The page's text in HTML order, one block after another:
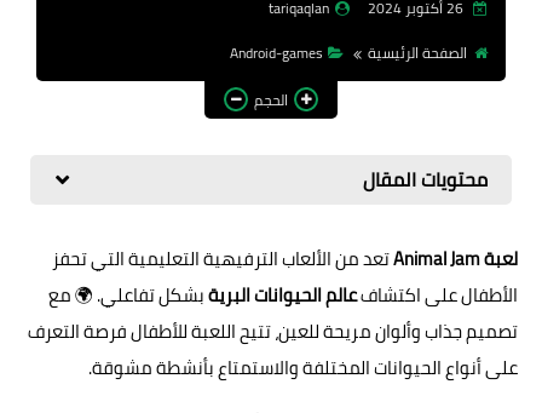
26 أكتوبر 2024
tariqaqlan
الصفحة الرئيسية
Android-games
الحجم
محتويات المقال
لعبة Animal Jam
تعد من الألعاب الترفيهية التعليمية التي تحفز
الأطفال على اكتشافعالم الحيوانات البريةبشكل تفاعلي. 🌍 مع
تصميم جذاب وألوان مريحة للعين، تتيح اللعبة للأطفال فرصة التعرف
على أنواع الحيوانات المختلفة والاستمتاع بأنشطة مشوقة.